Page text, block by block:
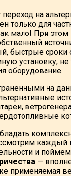
на
только для
мало! При
быстрые сроки
установку,
оборудование.
на
каждый
и
—
применяемая